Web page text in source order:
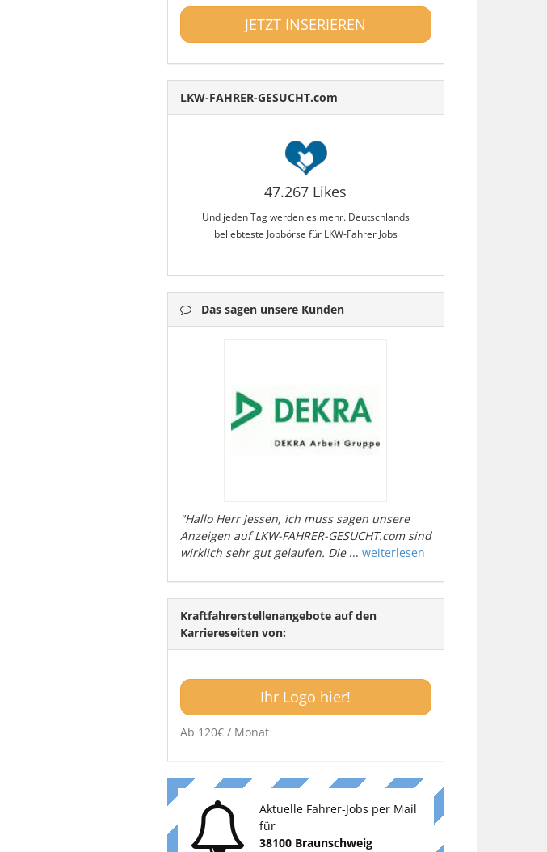
JETZT INSERIEREN
LKW-FAHRER-GESUCHT.com
47.267 Likes
Und jeden Tag werden es mehr. Deutschlands
beliebteste Jobbörse für LKW-Fahrer Jobs
Das sagen unsere Kunden
"Hallo Herr Jessen, ich muss sagen unsere
Anzeigen auf LKW-FAHRER-GESUCHT.com sind
wirklich sehr gut gelaufen. Die... weiterlesen
Kraftfahrerstellenangebote auf den
Karriereseiten von:
Ihr Logo hier!
Ab 120€ / Monat
Aktuelle Fahrer-Jobs per Mail
für
38100 Braunschweig